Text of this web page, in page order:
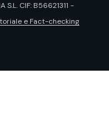
CIF: B56621311 -
e Fact-checking